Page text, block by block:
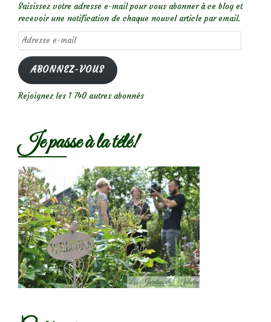
Saisissez votre adresse e-mail pour vous abonner à ce blog et
recevoir une notification de chaque nouvel article par email.
Adresse
e-
mail
ABONNEZ-VOUS
Rejoignez les 1 740 autres abonnés
Je passe à la télé!